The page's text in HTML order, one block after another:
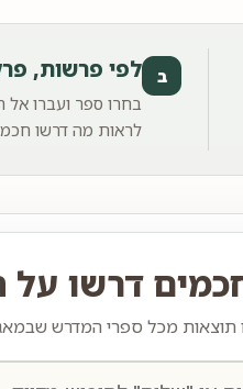
ב לפי פרשות,
בחרו ספר ועברו אל
לראות מה דרשו